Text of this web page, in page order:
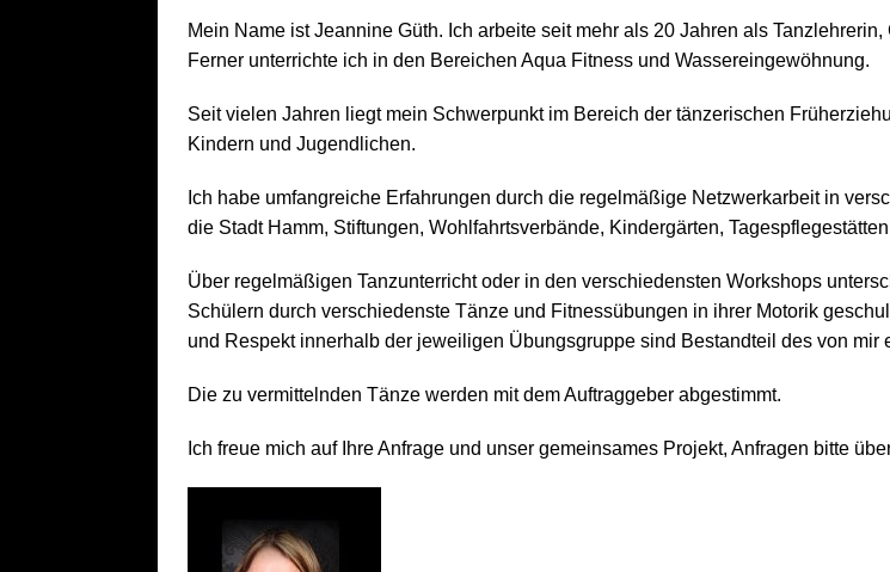
Mein Name ist Jeannine Güth. Ich arbeite seit mehr als 20 Jahren als
Ferner unterrichte ich in den Bereichen Aqua Fitness und Wassereingewöhnung.
Seit vielen Jahren liegt mein Schwerpunkt im Bereich der tänzerischen
Kindern und Jugendlichen.
Ich habe umfangreiche Erfahrungen durch die regelmäßige Netzwerkarbeit in
die Stadt Hamm, Stiftungen, Wohlfahrtsverbände, Kindergärten,
Über regelmäßigen Tanzunterricht oder in den verschiedensten Workshops
Schülern durch verschiedenste Tänze und Fitnessübungen in ihrer Motorik
und Respekt innerhalb der jeweiligen Übungsgruppe sind Bestandteil des von mir
Die zu vermittelnden Tänze werden mit dem Auftraggeber abgestimmt.
Ich freue mich auf Ihre Anfrage und unser gemeinsames Projekt, Anfragen bitte